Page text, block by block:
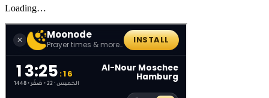
Loading…